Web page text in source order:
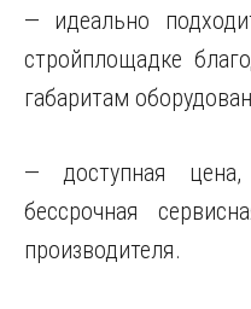
— идеально
стройплощадке
габаритам
— доступная
бессрочная
производителя.